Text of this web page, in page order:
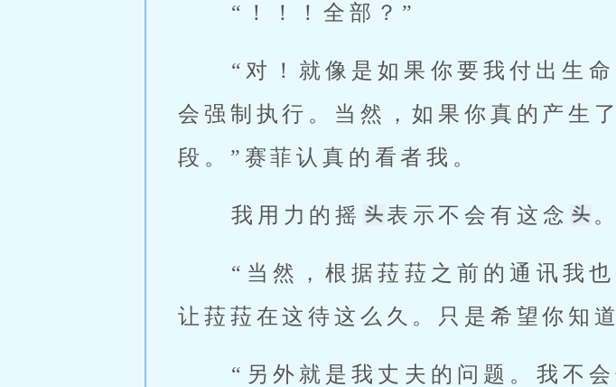
“！！！全部？”
会强制执行。当然，如果你真的产生
段。”赛菲认真的看者我。
我用力的摇 表示不会有这念
“当然，根据菈菈之前的通讯我
让菈菈在这待这么久。只是希望你知
“另外就是我丈夫的问题。我不